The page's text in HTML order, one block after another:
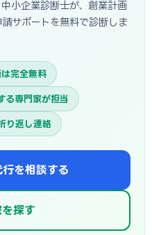
小企業診断士が、創業計画
サポートを無料で診断しま
完全無料
る専門家が担当
り返し連絡
を相談する
探す